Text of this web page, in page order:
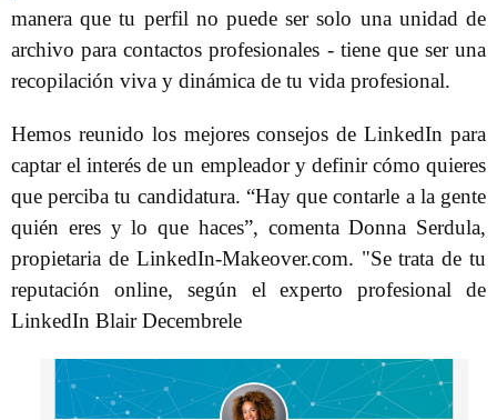
manera que tu perfil no puede ser solo una unidad de
archivo para contactos profesionales - tiene que ser una
recopilación viva y dinámica de tu vida profesional.
Hemos reunido los mejores consejos de LinkedIn para
captar el interés de un empleador y definir cómo quieres
que perciba tu candidatura. “Hay que contarle a la gente
quién eres y lo que haces”, comenta Donna Serdula,
propietaria de LinkedIn-Makeover.com. "Se trata de tu
reputación online, según el experto profesional de
LinkedIn Blair Decembrele